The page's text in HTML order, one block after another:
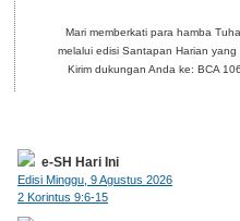
Mari memberkati para hamba
melalui edisi Santapan Harian yang
Kirim dukungan Anda ke: BCA
e-SH Hari Ini
Edisi Minggu, 9 Agustus 2026
2 Korintus 9:6-15